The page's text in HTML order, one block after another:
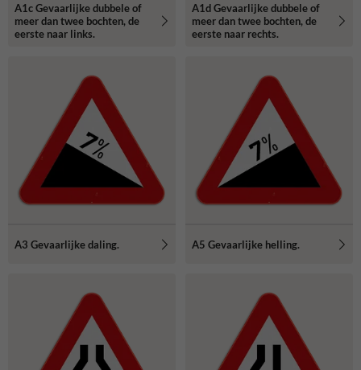
A1c Gevaarlijke dubbele of
meer dan twee bochten, de
eerste naar links.
A1d Gevaarlijke dubbele of
meer dan twee bochten, de
eerste naar rechts.
A3 Gevaarlijke daling. A5 Gevaarlijke helling.